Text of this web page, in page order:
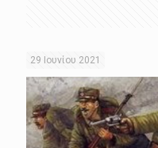
29 Ιουνίου 2021